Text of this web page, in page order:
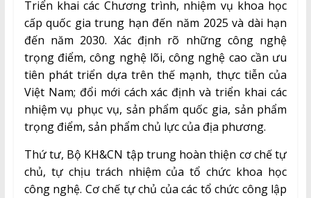
Triển khai các Chương trình, nhiệm vụ khoa học
cấp quốc gia trung hạn đến năm 2025 và dài hạn
đến năm 2030. Xác định rõ những công nghệ
trọng điểm, công nghệ lõi, công nghệ cao cần ưu
tiên phát triển dựa trên thế mạnh, thực tiễn của
Việt Nam; đổi mới cách xác định và triển khai các
nhiệm vụ phục vụ, sản phẩm quốc gia, sản phẩm
trọng điểm, sản phẩm chủ lực của địa phương.
Thứ tư, Bộ KH&CN tập trung hoàn thiện cơ chế tự
chủ, tự chịu trách nhiệm của tổ chức khoa học
công nghệ. Cơ chế tự chủ của các tổ chức công lập